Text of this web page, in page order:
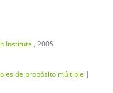
Institute
, 2005
de propósito múltiple |